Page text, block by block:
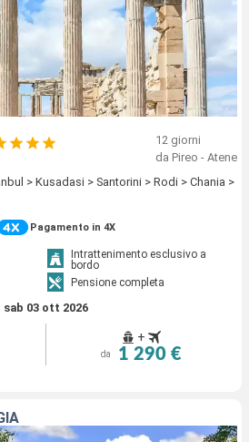
12 giorni
da Pireo - Atene
> Kusadasi > Santorini > Rodi > Chania >
Pagamento in 4X
Intrattenimento esclusivo a
bordo
Pensione completa
sab 03 ott 2026
+
da 1 290 €